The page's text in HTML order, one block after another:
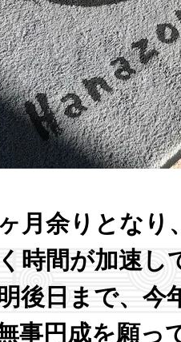
月余りとなり
時間が加速
後日まで、今
事円成を願っ